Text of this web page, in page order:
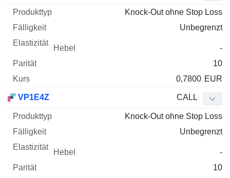
Knock-Out ohne Stop Loss
Unbegrenzt
-
10
0,7800 EUR
VP1E4Z CALL
Knock-Out ohne Stop Loss
Unbegrenzt
-
10